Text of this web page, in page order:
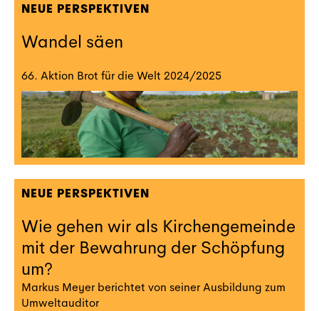
NEUE PERSPEKTIVEN
Wandel säen
66. Aktion Brot für die Welt 2024/2025‍
NEUE PERSPEKTIVEN
Wie gehen wir als Kirchengemeinde
mit der Bewahrung der Schöpfung
um?
Markus Meyer berichtet von seiner Ausbildung zum
Umweltauditor